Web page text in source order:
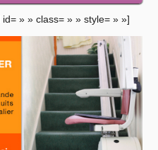
» » class= » » style= » »]